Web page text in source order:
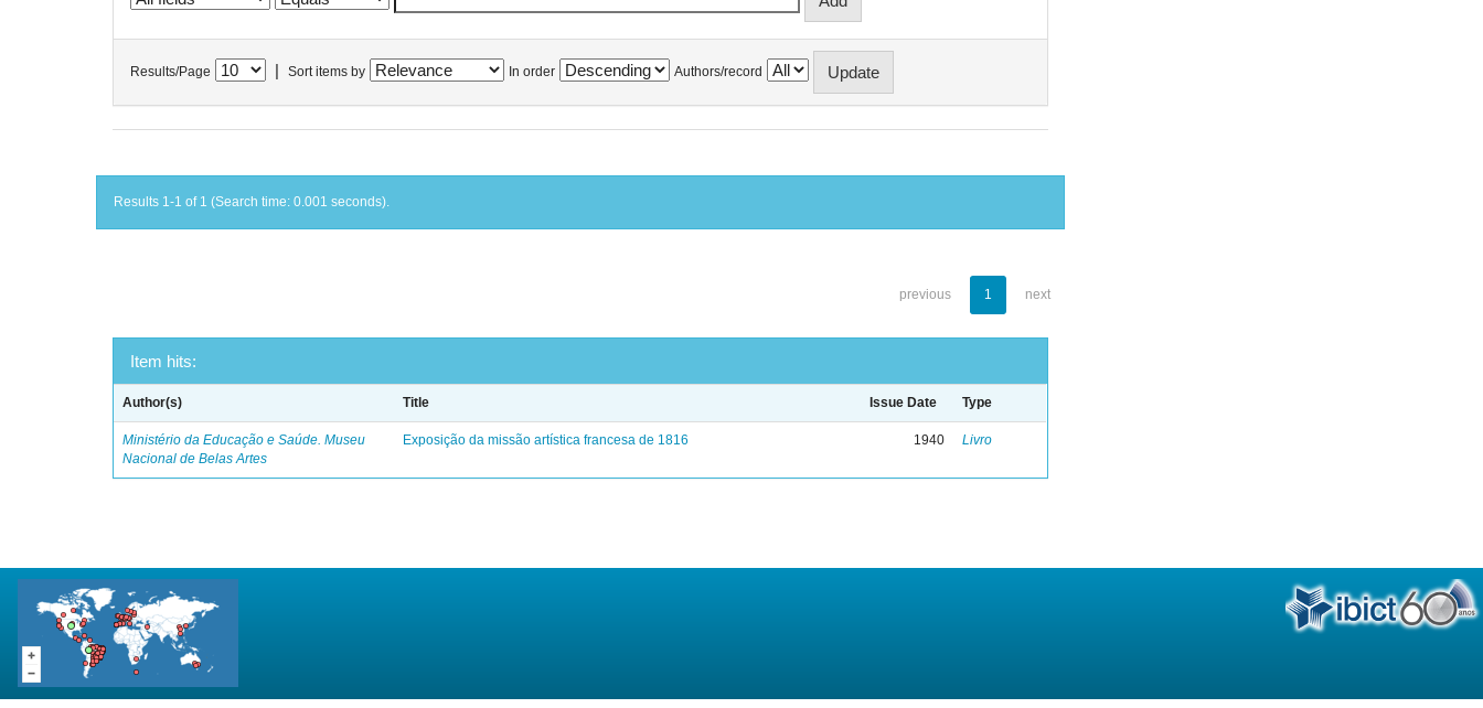
Results/Page Sort items by In order Authors/record
Results 1-1 of 1 (Search time: 0.001 seconds).
previous 1 next
Item hits:
Author(s) Title Issue Date Type
Ministério da Educação e Saúde. Museu
Nacional de Belas Artes
Exposição da missão artística francesa de 1816 1940 Livro